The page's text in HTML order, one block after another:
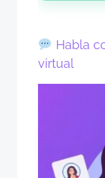
Habla
virtual